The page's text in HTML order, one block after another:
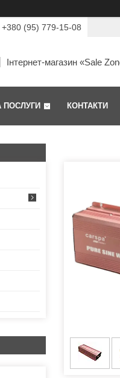
+380 (95) 779-15-08
Інтернет-магазин «Sale
ПОСЛУГИ КОНТАКТИ